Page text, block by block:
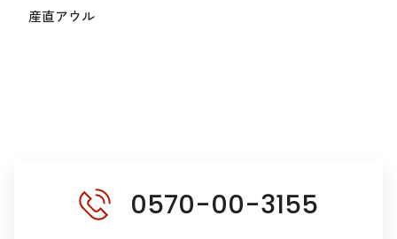
産直アウル
0570-00-3155